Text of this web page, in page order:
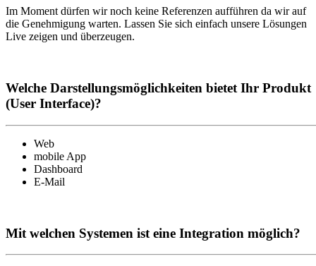
Im Moment dürfen wir noch keine Referenzen aufführen da wir auf
die Genehmigung warten. Lassen Sie sich einfach unsere Lösungen
Live zeigen und überzeugen.
Welche Darstellungsmöglichkeiten bietet Ihr Produkt
(User Interface)?
Web
mobile App
Dashboard
E-Mail
Mit welchen Systemen ist eine Integration möglich?